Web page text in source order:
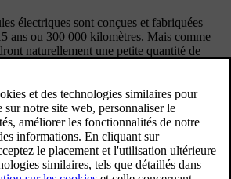
électriques sont conçues et fabriquées
ans ou 300 000 kilomètres. Mais comme
naturellement une petite quantité de